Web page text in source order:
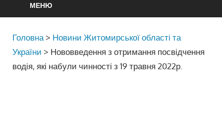
МЕНЮ
Головна > Новини Житомирської області та
України > Нововведення з отримання посвідчення
водія, які набули чинності з 19 травня 2022р.